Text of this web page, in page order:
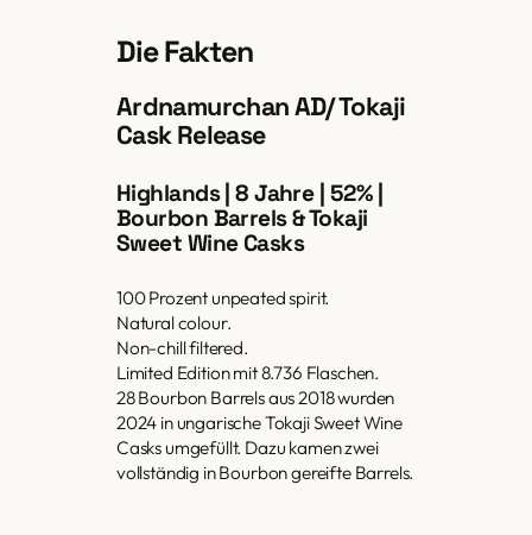
Die Fakten
Ardnamurchan AD/ Tokaji
Cask Release
Highlands | 8 Jahre | 52% |
Bourbon Barrels & Tokaji
Sweet Wine Casks
100 Prozent unpeated spirit.
Natural colour.
Non-chill filtered.
Limited Edition mit 8.736 Flaschen.
28 Bourbon Barrels aus 2018 wurden
2024 in ungarische Tokaji Sweet Wine
Casks umgefüllt. Dazu kamen zwei
vollständig in Bourbon gereifte Barrels.